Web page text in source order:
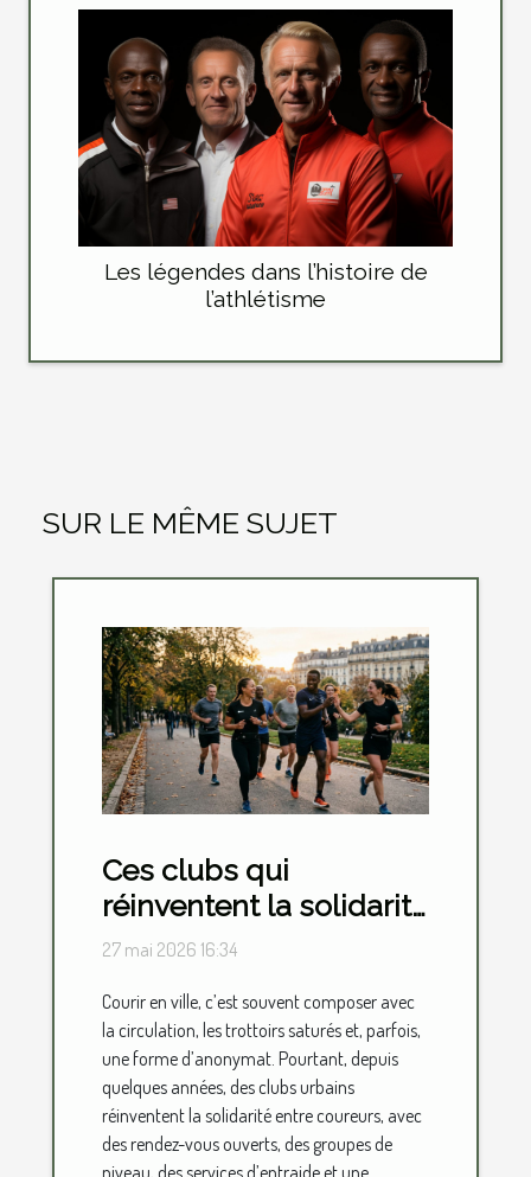
Les légendes dans l’histoire de
l’athlétisme
SUR LE MÊME SUJET
Ces clubs qui
réinventent la solidarité
entre coureurs en
27 mai 2026 16:34
Courir en ville, c’est souvent composer avec
la circulation, les trottoirs saturés et, parfois,
une forme d’anonymat. Pourtant, depuis
quelques années, des clubs urbains
réinventent la solidarité entre coureurs, avec
des rendez-vous ouverts, des groupes de
niveau, des services d’entraide et une...